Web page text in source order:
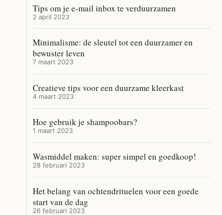
Tips om je e-mail inbox te verduurzamen
2 april 2023
Minimalisme: de sleutel tot een duurzamer en
bewuster leven
7 maart 2023
Creatieve tips voor een duurzame kleerkast
4 maart 2023
Hoe gebruik je shampoobars?
1 maart 2023
Wasmiddel maken: super simpel en goedkoop!
28 februari 2023
Het belang van ochtendrituelen voor een goede
start van de dag
26 februari 2023